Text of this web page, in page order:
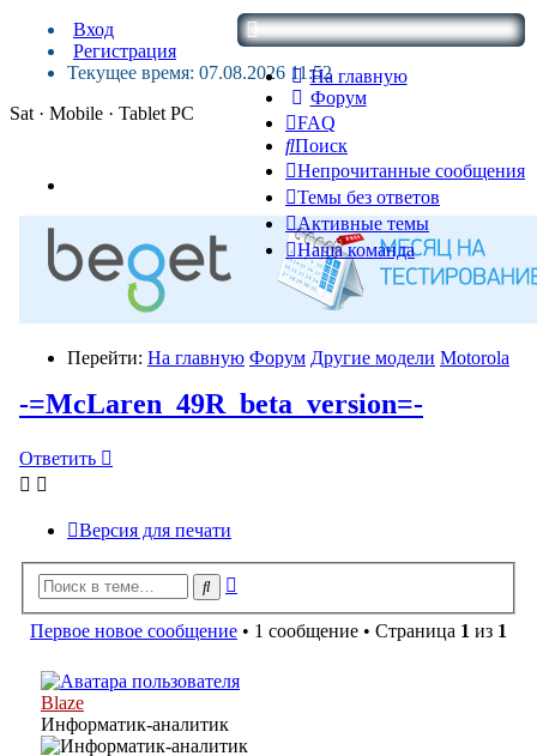
На главную
Форум
FAQ
Поиск
Непрочитанные сообщения
Темы без ответов
Активные темы
Наша команда
Вход
Регистрация
Текущее время: 07.08.2026 11:52
Sat · Mobile · Tablet PC
Перейти: На главную Форум Другие модели Motorola
-=McLaren_49R_beta_version=-
Ответить
Версия для печати
Поиск
Первое новое сообщение • 1 сообщение • Страница 1 из 1
Blaze
Информатик-аналитик